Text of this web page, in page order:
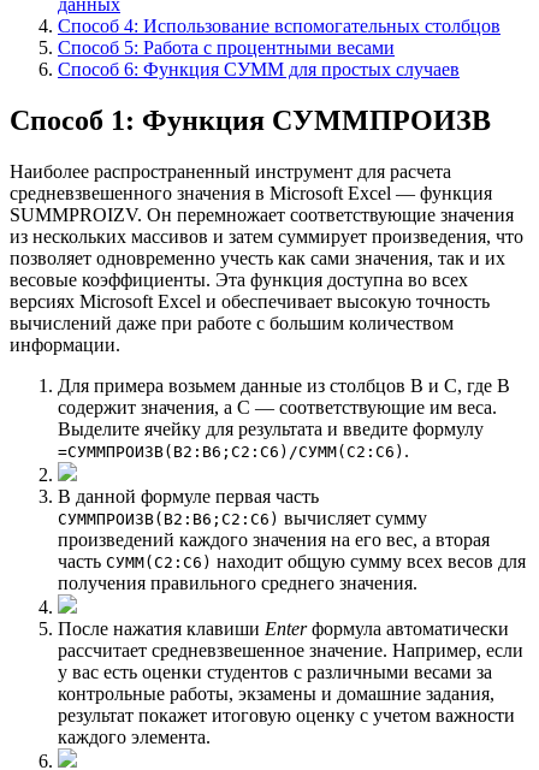
Способ 4: Использование вспомогательных столбцов
Способ 5: Работа с процентными весами
Способ 6: Функция СУММ для простых случаев
Способ 1: Функция СУММПРОИЗВ
Наиболее распространенный инструмент для расчета
средневзвешенного значения в Microsoft Excel — функция
SUMMPROIZV. Он перемножает соответствующие значения
из нескольких массивов и затем суммирует произведения, что
позволяет одновременно учесть как сами значения, так и их
весовые коэффициенты. Эта функция доступна во всех
версиях Microsoft Excel и обеспечивает высокую точность
вычислений даже при работе с большим количеством
информации.
Для примера возьмем данные из столбцов B и C, где B
содержит значения, а C — соответствующие им веса.
Выделите ячейку для результата и введите формулу
=СУММПРОИЗВ(B2:B6;C2:C6)/СУММ(C2:C6) .
В данной формуле первая часть
СУММПРОИЗВ(B2:B6;C2:C6) вычисляет сумму
произведений каждого значения на его вес, а вторая
часть СУММ(C2:C6) находит общую сумму всех весов для
получения правильного среднего значения.
После нажатия клавиши Enterформула автоматически
рассчитает средневзвешенное значение. Например, если
у вас есть оценки студентов с различными весами за
контрольные работы, экзамены и домашние задания,
результат покажет итоговую оценку с учетом важности
каждого элемента.